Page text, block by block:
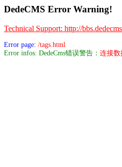
DedeCMS Error Warning!
Technical Support: http://
Error page: /tags.html
Error infos: DedeCms错误警告： 连接